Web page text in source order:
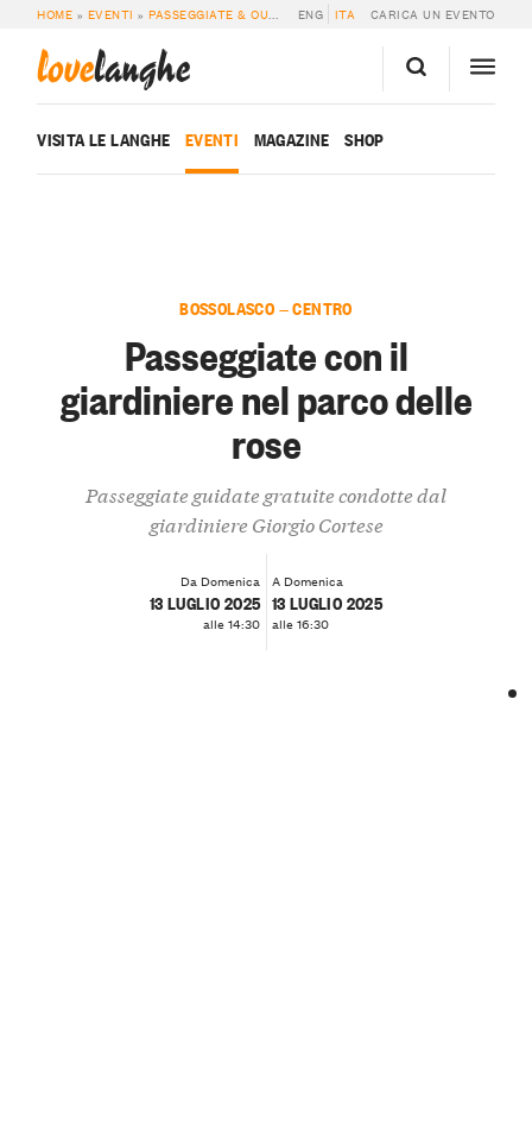
HOME » EVENTI »PASSEGGIATE & OUTDOOR » PASSEGGIATE CON IL
ENG ITA CARICA UN EVENTO
lovelanghe
VISITA LE LANGHE EVENTI MAGAZINE SHOP
BOSSOLASCO — CENTRO
Passeggiate con il
giardiniere nel parco delle
rose
Passeggiate guidate gratuite condotte dal
giardiniere Giorgio Cortese
Da Domenica
13 LUGLIO 2025
alle 14:30
A Domenica
13 LUGLIO 2025
alle 16:30